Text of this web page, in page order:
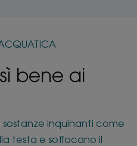
bene ai
inquinanti come
testa e soffocano il